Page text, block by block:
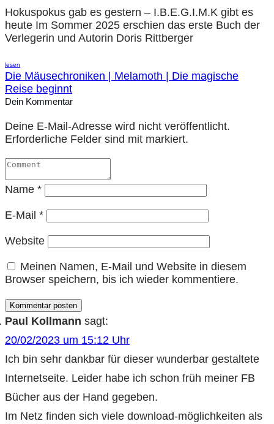
Hokuspokus gab es gestern – I.B.E.G.I.M.K gibt es
heute Im Sommer 2025 erschien das erste Buch der
Verlegerin und Autorin Doris Rittberger
lesen
Die Mäusechroniken | Melamoth | Die magische
Reise beginnt
Dein Kommentar
Deine E-Mail-Adresse wird nicht veröffentlicht.
Erforderliche Felder sind mit markiert.
Name *
E-Mail *
Website
Meinen Namen, E-Mail und Website in diesem
Browser speichern, bis ich wieder kommentiere.
Kommentar posten
Paul Kollmann sagt:
20/02/2023 um 15:12 Uhr
Ich bin sehr dankbar für dieser wunderbar gestaltete
Internetseite. Leider habe ich schon früh meiner FB
Bücher aus der Hand gegeben.
Im Netz finden sich viele download-möglichkeiten als